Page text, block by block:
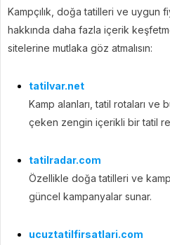
Kampçılık, doğa tatilleri ve uygun
hakkında daha fazla içerik
sitelerine mutlaka göz atmalısın:
tatilvar.net
Kamp alanları, tatil rotaları
çeken zengin içerikli bir tatil
tatilradar.com
Özellikle doğa tatilleri ve
güncel kampanyalar sunar.
ucuztatilfirsatlari.com